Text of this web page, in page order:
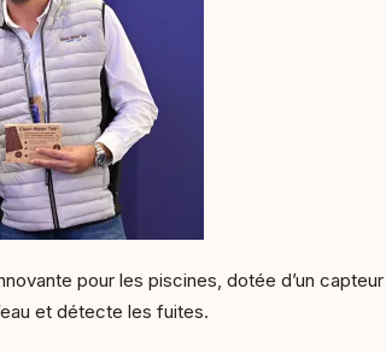
pour les piscines, dotée d’un capteur
et détecte les fuites.